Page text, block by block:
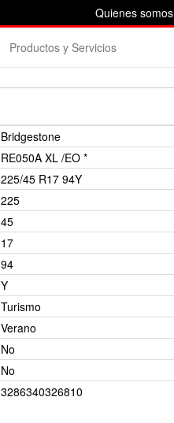
Quienes somos
Productos y Servicios
Bridgestone
RE050A XL /EO *
225/45 R17 94Y
225
45
17
94
Y
Turismo
Verano
No
No
3286340326810